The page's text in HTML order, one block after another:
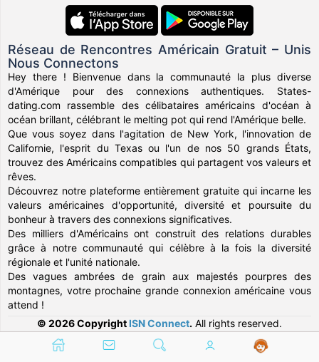
Réseau de Rencontres Américain Gratuit – Unis
Nous Connectons
Hey there ! Bienvenue dans la communauté la plus diverse
d'Amérique pour des connexions authentiques. States-
dating.com rassemble des célibataires américains d'océan à
océan brillant, célébrant le melting pot qui rend l'Amérique belle.
Que vous soyez dans l'agitation de New York, l'innovation de
Californie, l'esprit du Texas ou l'un de nos 50 grands États,
trouvez des Américains compatibles qui partagent vos valeurs et
rêves.
Découvrez notre plateforme entièrement gratuite qui incarne les
valeurs américaines d'opportunité, diversité et poursuite du
bonheur à travers des connexions significatives.
Des milliers d'Américains ont construit des relations durables
grâce à notre communauté qui célèbre à la fois la diversité
régionale et l'unité nationale.
Des vagues ambrées de grain aux majestés pourpres des
montagnes, votre prochaine grande connexion américaine vous
attend !
© 2026 Copyright ISN Connect. All rights reserved.